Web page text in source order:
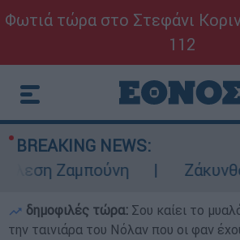
Φωτιά τώρα στο Στεφάνι
112
BREAKING NEWS:
Ζαμπούνη
δημοφιλές τώρα: Σου καίει το
την ταινιάρα του Νόλαν που οι φαν